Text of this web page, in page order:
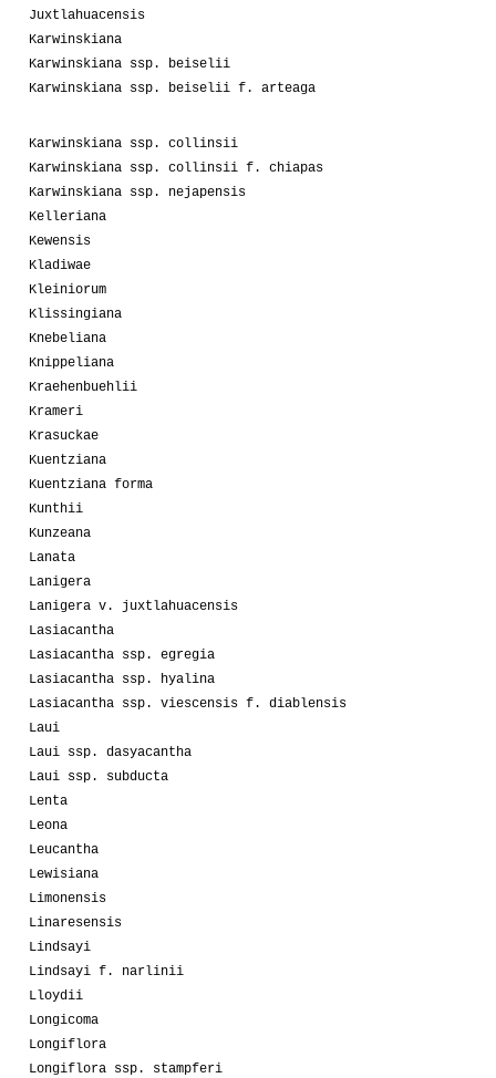
Juxtlahuacensis
Karwinskiana
Karwinskiana ssp. beiselii
Karwinskiana ssp. beiselii f. arteaga
Karwinskiana ssp. collinsii
Karwinskiana ssp. collinsii f. chiapas
Karwinskiana ssp. nejapensis
Kelleriana
Kewensis
Kladiwae
Kleiniorum
Klissingiana
Knebeliana
Knippeliana
Kraehenbuehlii
Krameri
Krasuckae
Kuentziana
Kuentziana forma
Kunthii
Kunzeana
Lanata
Lanigera
Lanigera v. juxtlahuacensis
Lasiacantha
Lasiacantha ssp. egregia
Lasiacantha ssp. hyalina
Lasiacantha ssp. viescensis f. diablensis
Laui
Laui ssp. dasyacantha
Laui ssp. subducta
Lenta
Leona
Leucantha
Lewisiana
Limonensis
Linaresensis
Lindsayi
Lindsayi f. narlinii
Lloydii
Longicoma
Longiflora
Longiflora ssp. stampferi